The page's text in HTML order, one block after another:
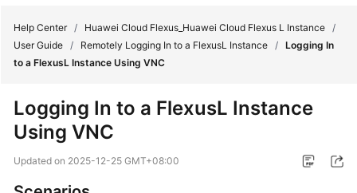
What's
New
Help Center / Huawei Cloud Flexus_Huawei Cloud Flexus L Instance /
User Guide / Remotely Logging In to a FlexusL Instance / Logging In
to a FlexusL Instance Using VNC
Logging In to a FlexusL Instance
Using VNC
Updated on 2025-12-25 GMT+08:00